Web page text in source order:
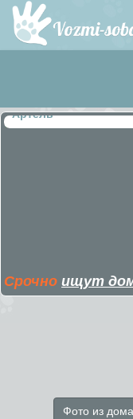
Артель
Срочно ищут
Фото из дома